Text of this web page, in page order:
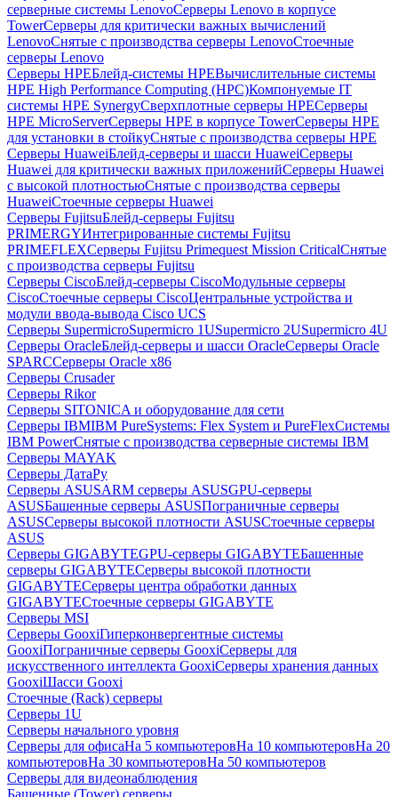
серверные системы LenovoСерверы Lenovo в корпусе
TowerСерверы для критически важных вычислений
LenovoСнятые с производства серверы LenovoСтоечные
серверы Lenovo
Серверы HPEБлейд-системы HPEВычислительные системы
HPE High Performance Computing (HPC)Компонуемые IT
системы HPE SynergyСверхплотные серверы HPEСерверы
HPE MicroServerСерверы HPE в корпусе TowerСерверы HPE
для установки в стойкуСнятые с производства серверы HPE
Серверы HuaweiБлейд-серверы и шасси HuaweiСерверы
Huawei для критически важных приложенийСерверы Huawei
с высокой плотностьюСнятые с производства серверы
HuaweiСтоечные серверы Huawei
Серверы FujitsuБлейд-серверы Fujitsu
PRIMERGYИнтегрированные системы Fujitsu
PRIMEFLEXСерверы Fujitsu Primequest Mission CriticalСнятые
с производства серверы Fujitsu
Серверы CiscoБлейд-серверы CiscoМодульные серверы
CiscoСтоечные серверы CiscoЦентральные устройства и
модули ввода-вывода Cisco UCS
Серверы SupermicroSupermicro 1USupermicro 2USupermicro 4U
Серверы OracleБлейд-серверы и шасси OracleСерверы Oracle
SPARCСерверы Oracle x86
Серверы Crusader
Серверы Rikor
Серверы SITONICA и оборудование для сети
Серверы IBMIBM PureSystems: Flex System и PureFlexСистемы
IBM PowerСнятые с производства серверные системы IBM
Серверы MAYAK
Серверы ДатаРу
Серверы ASUSARM серверы ASUSGPU-серверы
ASUSБашенные серверы ASUSПограничные серверы
ASUSСерверы высокой плотности ASUSСтоечные серверы
ASUS
Серверы GIGABYTEGPU-серверы GIGABYTEБашенные
серверы GIGABYTEСерверы высокой плотности
GIGABYTEСерверы центра обработки данных
GIGABYTEСтоечные серверы GIGABYTE
Серверы MSI
Серверы GooxiГиперконвергентные системы
GooxiПограничные серверы GooxiСерверы для
искусственного интеллекта GooxiСерверы хранения данных
GooxiШасси Gooxi
Стоечные (Rack) серверы
Серверы 1U
Серверы начального уровня
Серверы для офисаНа 5 компьютеровНа 10 компьютеровНа 20
компьютеровНа 30 компьютеровНа 50 компьютеров
Серверы для видеонаблюдения
Башенные (Tower) серверы